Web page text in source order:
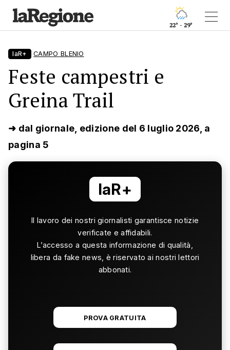
22° - 29°
laR+ CAMPO BLENIO
Feste campestri e
Greina Trail
➜ dal giornale, edizione del 6 luglio 2026, a
pagina 5
laR+
Il lavoro dei nostri giornalisti garantisce notizie
verificate e affidabili.
L’accesso a questa informazione di qualità,
libera da fake news, è riservato ai nostri lettori
abbonati.
PROVA GRATUITA